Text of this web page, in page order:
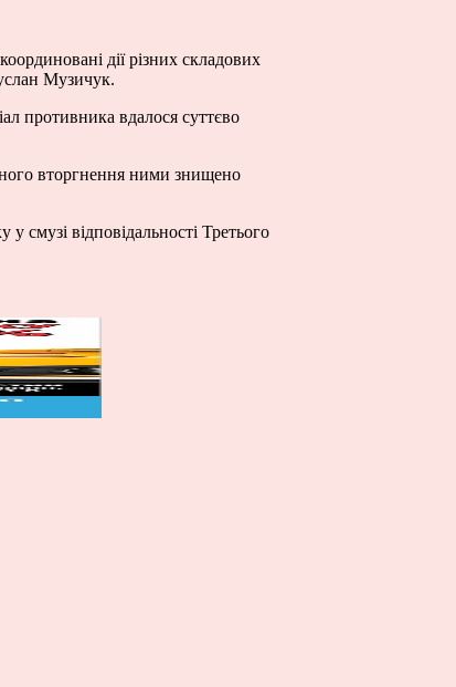
дії різних складових
Музичук.
противника вдалося суттєво
вторгнення ними знищено
смузі відповідальності Третього